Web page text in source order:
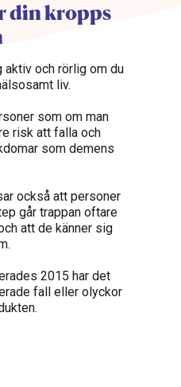
din kropps
aktiv och rörlig om du
liv.
som om man
risk att falla och
som demens
också att personer
går trappan oftare
att de känner sig
2015 har det
fall eller olyckor